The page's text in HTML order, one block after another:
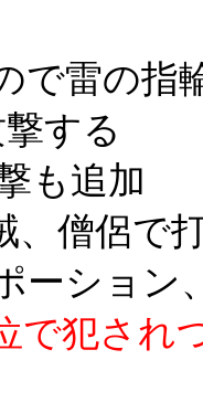
で雷の指
する
も追加
、僧侶で
ーショ
で犯され